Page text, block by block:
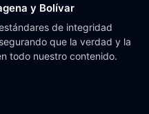
y Bolívar
de integridad
que la verdad y la
todo nuestro contenido.